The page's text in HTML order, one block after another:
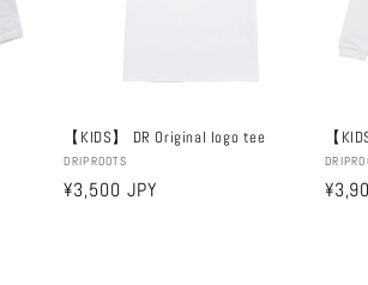
【KIDS】 DR Original logo tee
ผู้
ขาย:
DRIPROOTS
ราคา
¥3,500 JPY
【
ผู้
ขาย:
ราค